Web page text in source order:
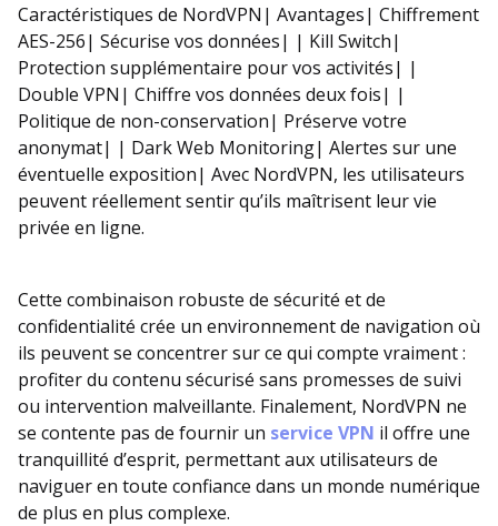
Caractéristiques de NordVPN| Avantages| Chiffrement
AES-256| Sécurise vos données| | Kill Switch|
Protection supplémentaire pour vos activités| |
Double VPN| Chiffre vos données deux fois| |
Politique de non-conservation| Préserve votre
anonymat| | Dark Web Monitoring| Alertes sur une
éventuelle exposition| Avec NordVPN, les utilisateurs
peuvent réellement sentir qu’ils maîtrisent leur vie
privée en ligne.
Cette combinaison robuste de sécurité et de
confidentialité crée un environnement de navigation où
ils peuvent se concentrer sur ce qui compte vraiment :
profiter du contenu sécurisé sans promesses de suivi
ou intervention malveillante. Finalement, NordVPN ne
se contente pas de fournir un service VPN il offre une
tranquillité d’esprit, permettant aux utilisateurs de
naviguer en toute confiance dans un monde numérique
de plus en plus complexe.